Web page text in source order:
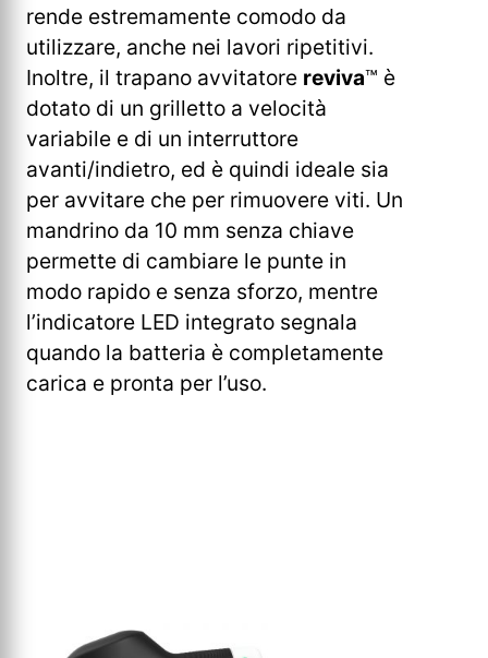
rende estremamente comodo da
utilizzare, anche nei lavori ripetitivi.
Inoltre, il trapano avvitatore reviva™ è
dotato di un grilletto a velocità
variabile e di un interruttore
avanti/indietro, ed è quindi ideale sia
per avvitare che per rimuovere viti. Un
mandrino da 10 mm senza chiave
permette di cambiare le punte in
modo rapido e senza sforzo, mentre
l’indicatore LED integrato segnala
quando la batteria è completamente
carica e pronta per l’uso.